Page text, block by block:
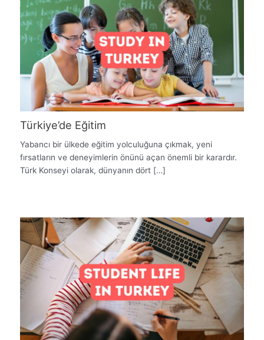
Türkiye’de Eğitim
Yabancı bir ülkede eğitim yolculuğuna çıkmak, yeni
fırsatların ve deneyimlerin önünü açan önemli bir karardır.
Türk Konseyi olarak, dünyanın dört […]